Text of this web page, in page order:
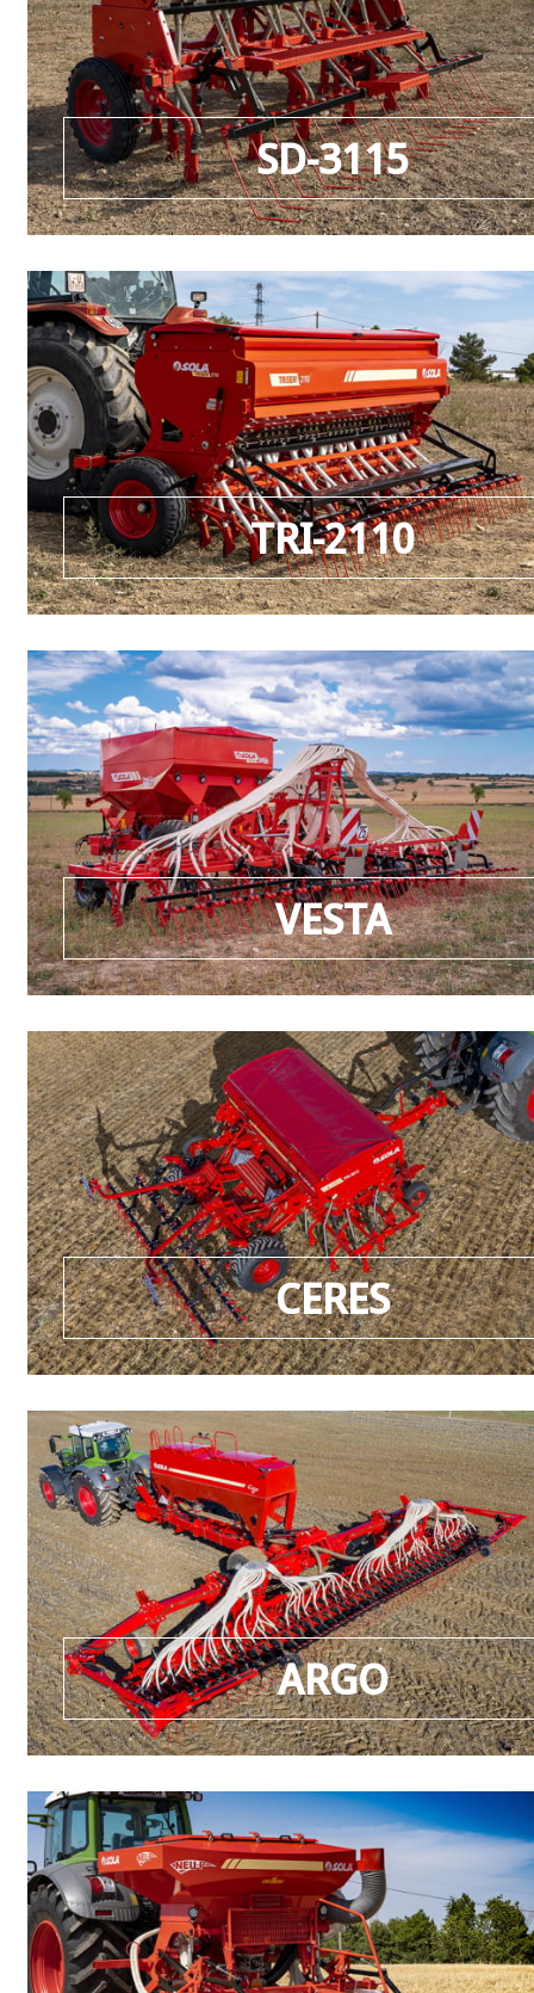
SD-3115
TRI-2110
VESTA
CERES
ARGO